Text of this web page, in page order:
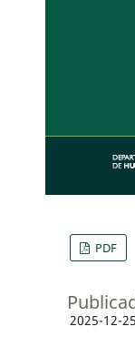
PDF
2025-12-25